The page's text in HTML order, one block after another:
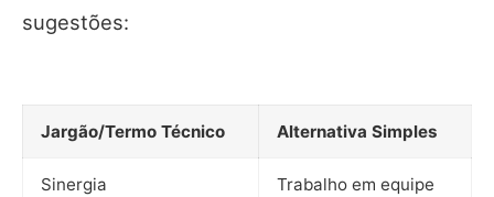
sugestões:
Jargão/Termo Técnico Alternativa Simples
Sinergia Trabalho em equipe